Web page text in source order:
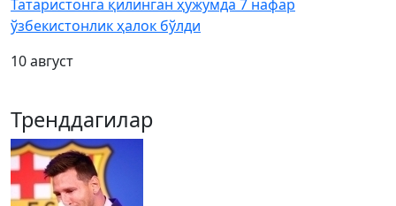
Татаристонга қилинган ҳужумда 7 нафар
ўзбекистонлик ҳалок бўлди
10 август
Тренддагилар